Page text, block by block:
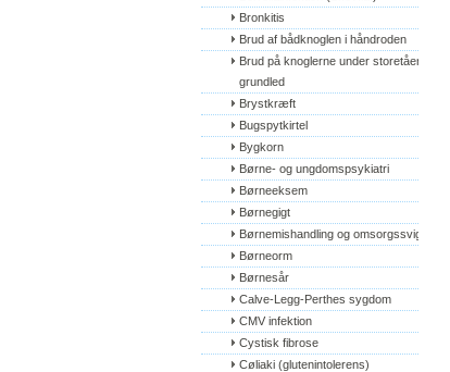
Bronkitis
Brud af bådknoglen i håndroden
Brud på knoglerne under storetåens
grundled
Brystkræft
Bugspytkirtel
Bygkorn
Børne- og ungdomspsykiatri
Børneeksem
Børnegigt
Børnemishandling og omsorgssvigt
Børneorm
Børnesår
Calve-Legg-Perthes sygdom
CMV infektion
Cystisk fibrose
Cøliaki (glutenintolerens)